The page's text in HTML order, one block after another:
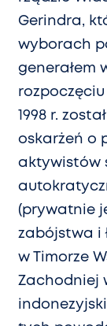
Gerindra,
wyborach
generałem
1998 r.
oskarżeń o
aktywistów
(prywatnie
zabójstwa i
w Timorze
Zachodniej